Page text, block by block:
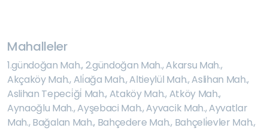
Mahalleler
1.gündoğan Mah.,2.gündoğan Mah.,Akarsu Mah.,
Akçaköy Mah.,Ali̇ağa Mah.,Altieylül Mah.,Aslihan Mah.,
Aslihan Tepeci̇ği̇ Mah.,Ataköy Mah.,Atköy Mah.,
Aynaoğlu Mah.,Ayşebaci Mah.,Ayvacik Mah.,Ayvatlar
Mah.,Bağalan Mah., Bahçedere Mah., Bahçeli̇evler Mah.,